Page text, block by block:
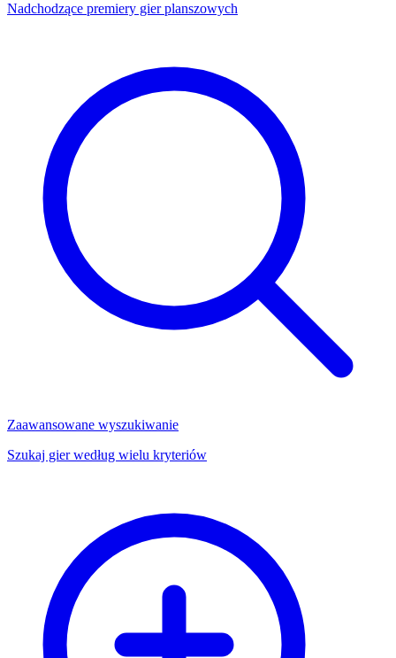
Nadchodzące premiery gier planszowych
Zaawansowane wyszukiwanie
Szukaj gier według wielu kryteriów